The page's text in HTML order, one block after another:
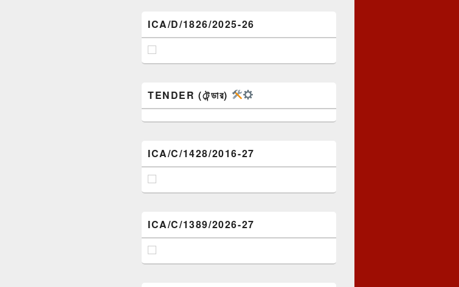
ICA/D/1826/2025-26
TENDER (টেন্ডার)
ICA/C/1428/2016-27
ICA/C/1389/2026-27